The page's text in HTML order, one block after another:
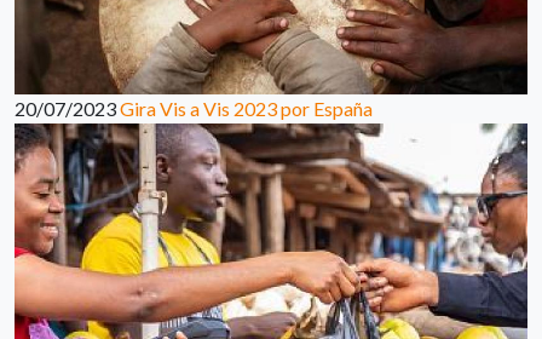
20/07/2023Gira Vis a Vis 2023 por España